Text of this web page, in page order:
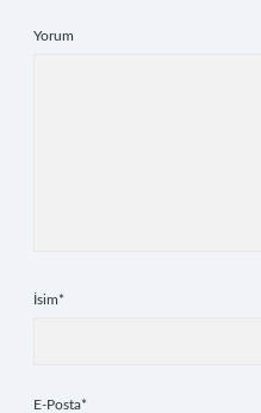
Yorum
İsim*
E-Posta*